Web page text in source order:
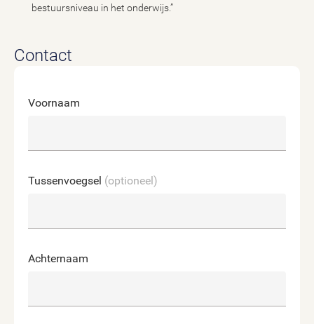
bestuursniveau in het onderwijs.”
Contact
Voornaam
Tussenvoegsel (optioneel)
Achternaam